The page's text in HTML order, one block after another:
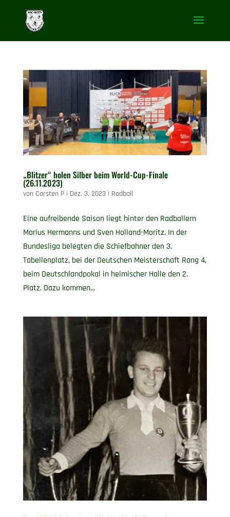
„Blitzer“ holen Silber beim World-Cup-Finale
(26.11.2023)
von Carsten P| Dez. 3, 2023 | Radball
Eine aufreibende Saison liegt hinter den Radballern
Marius Hermanns und Sven Holland-Moritz. In der
Bundesliga belegten die Schiefbahner den 3.
Tabellenplatz, bei der Deutschen Meisterschaft Rang 4,
beim Deutschlandpokal in heimischer Halle den 2.
Platz. Dazu kommen...